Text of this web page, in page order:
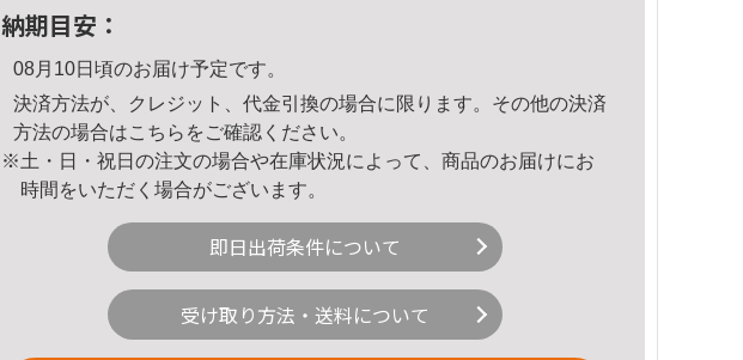
納期目安：
08月10日頃のお届け予定です。
決済方法が、クレジット、代金引換の場合に限ります。その他の決済
方法の場合はこちら をご確認ください。
※土・日・祝日の注文の場合や在庫状況によって、商品のお届けにお
時間をいただく場合がございます。
即日出荷条件について
受け取り方法・送料について